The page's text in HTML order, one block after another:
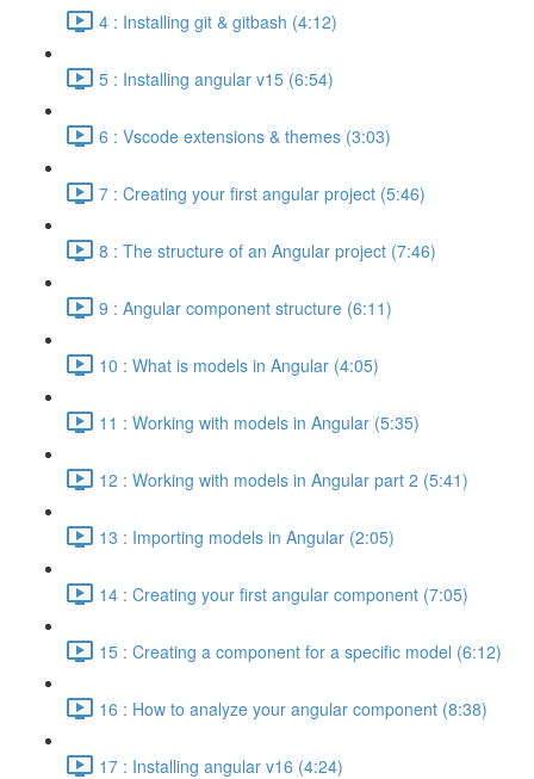
4 : Installing git & gitbash (4:12)
5 : Installing angular v15 (6:54)
6 : Vscode extensions & themes (3:03)
7 : Creating your first angular project (5:46)
8 : The structure of an Angular project (7:46)
9 : Angular component structure (6:11)
10 : What is models in Angular (4:05)
11 : Working with models in Angular (5:35)
12 : Working with models in Angular part 2 (5:41)
13 : Importing models in Angular (2:05)
14 : Creating your first angular component (7:05)
15 : Creating a component for a specific model (6:12)
16 : How to analyze your angular component (8:38)
17 : Installing angular v16 (4:24)